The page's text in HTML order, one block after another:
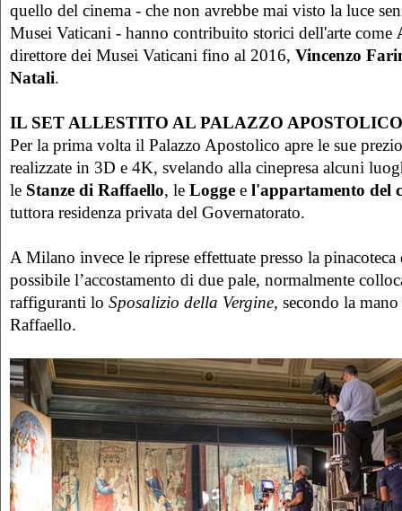
quello del cinema - che non avrebbe mai visto la luce
Musei Vaticani - hanno contribuito storici dell'arte come
direttore dei Musei Vaticani fino al 2016, Vincenzo
Natali.
IL SET ALLESTITO AL PALAZZO APOSTOLICO
Per la prima volta il Palazzo Apostolico apre le sue
realizzate in 3D e 4K, svelando alla cinepresa alcuni
le Stanze di Raffaello, le Logge e l'appartamento del
tuttora residenza privata del Governatorato.
A Milano invece le riprese effettuate presso la
possibile l’accostamento di due pale, normalmente
raffiguranti lo Sposalizio della Vergine, secondo la
Raffaello.